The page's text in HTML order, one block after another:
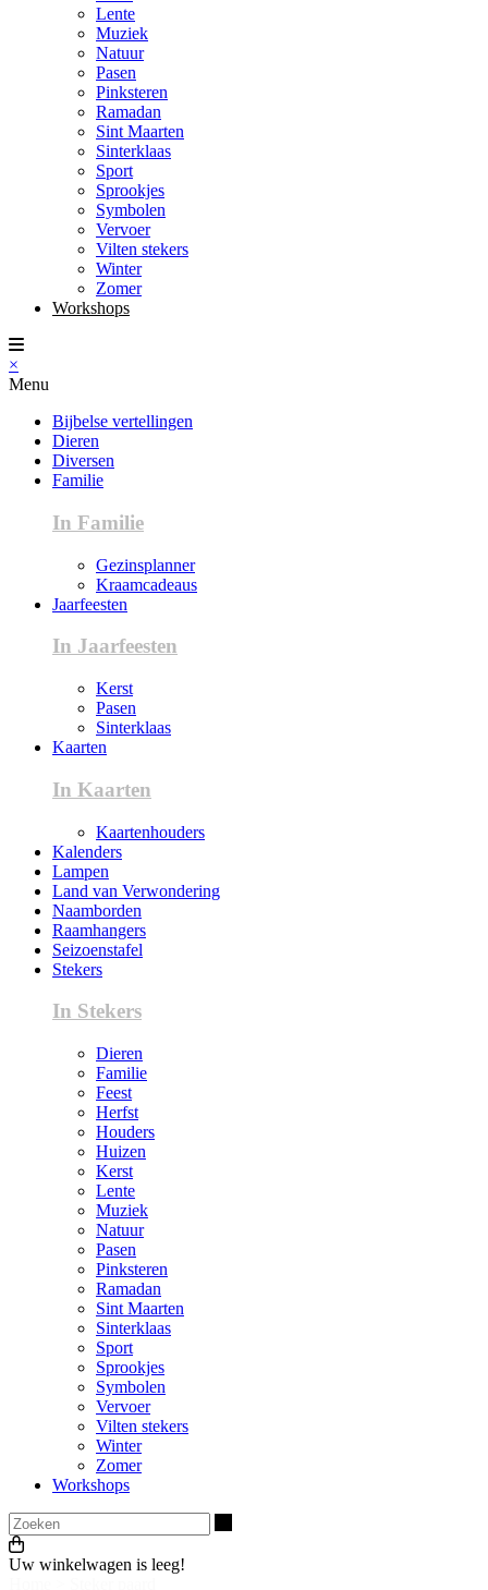
Lente
Muziek
Natuur
Pasen
Pinksteren
Ramadan
Sint Maarten
Sinterklaas
Sport
Sprookjes
Symbolen
Vervoer
Vilten stekers
Winter
Zomer
Workshops
×
Menu
Bijbelse vertellingen
Dieren
Diversen
Familie
In Familie
Gezinsplanner
Kraamcadeaus
Jaarfeesten
In Jaarfeesten
Kerst
Pasen
Sinterklaas
Kaarten
In Kaarten
Kaartenhouders
Kalenders
Lampen
Land van Verwondering
Naamborden
Raamhangers
Seizoenstafel
Stekers
In Stekers
Dieren
Familie
Feest
Herfst
Houders
Huizen
Kerst
Lente
Muziek
Natuur
Pasen
Pinksteren
Ramadan
Sint Maarten
Sinterklaas
Sport
Sprookjes
Symbolen
Vervoer
Vilten stekers
Winter
Zomer
Workshops
Uw winkelwagen is leeg!